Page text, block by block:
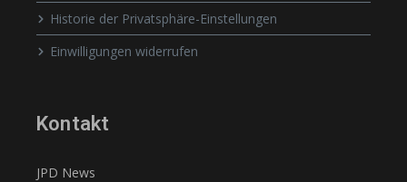
Historie der Privatsphäre-Einstellungen
Einwilligungen widerrufen
Kontakt
JPD News